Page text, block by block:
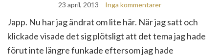
23 april, 2013 Inga kommentarer
Japp. Nu har jag ändrat om lite här. När jag satt och
klickade visade det sig plötsligt att det tema jag hade
förut inte längre funkade eftersom jag hade